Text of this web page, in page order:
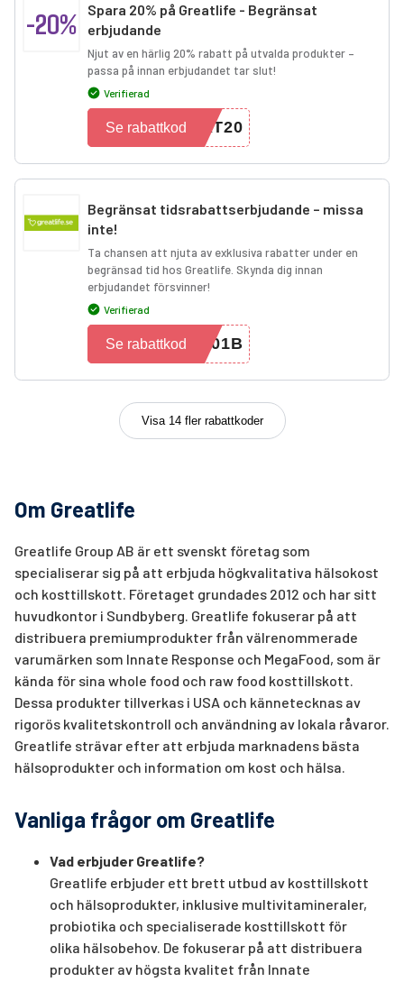
-20%
Spara 20% på Greatlife - Begränsat
erbjudande
Njut av en härlig 20% rabatt på utvalda produkter –
passa på innan erbjudandet tar slut!
Verifierad
AT20
Se rabattkod
Begränsat tidsrabattserbjudande – missa
inte!
Ta chansen att njuta av exklusiva rabatter under en
begränsad tid hos Greatlife. Skynda dig innan
erbjudandet försvinner!
Verifierad
F01B
Se rabattkod
Visa 14 fler rabattkoder
Om Greatlife
Greatlife Group AB är ett svenskt företag som
specialiserar sig på att erbjuda högkvalitativa hälsokost
och kosttillskott. Företaget grundades 2012 och har sitt
huvudkontor i Sundbyberg. Greatlife fokuserar på att
distribuera premiumprodukter från välrenommerade
varumärken som Innate Response och MegaFood, som är
kända för sina whole food och raw food kosttillskott.
Dessa produkter tillverkas i USA och kännetecknas av
rigorös kvalitetskontroll och användning av lokala råvaror.
Greatlife strävar efter att erbjuda marknadens bästa
hälsoprodukter och information om kost och hälsa.
Vanliga frågor om Greatlife
Vad erbjuder Greatlife?
Greatlife erbjuder ett brett utbud av kosttillskott
och hälsoprodukter, inklusive multivitamineraler,
probiotika och specialiserade kosttillskott för
olika hälsobehov. De fokuserar på att distribuera
produkter av högsta kvalitet från Innate